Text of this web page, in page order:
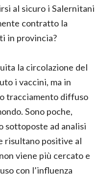
al sicuro i Salernitani
contratto la
in provincia?
la circolazione del
i vaccini, ma in
tracciamento diffuso
Sono poche,
sottoposte ad analisi
risultano positive al
viene più cercato e
con l’influenza